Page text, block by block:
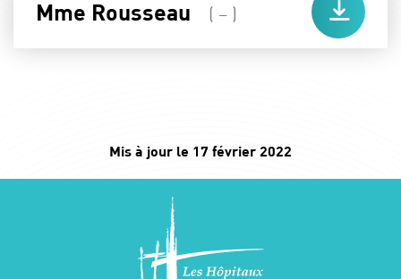
Mme Rousseau ( – )
Mis à jour le 17 février 2022